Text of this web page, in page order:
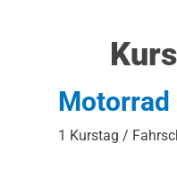
Motorrad
1 Kurstag /